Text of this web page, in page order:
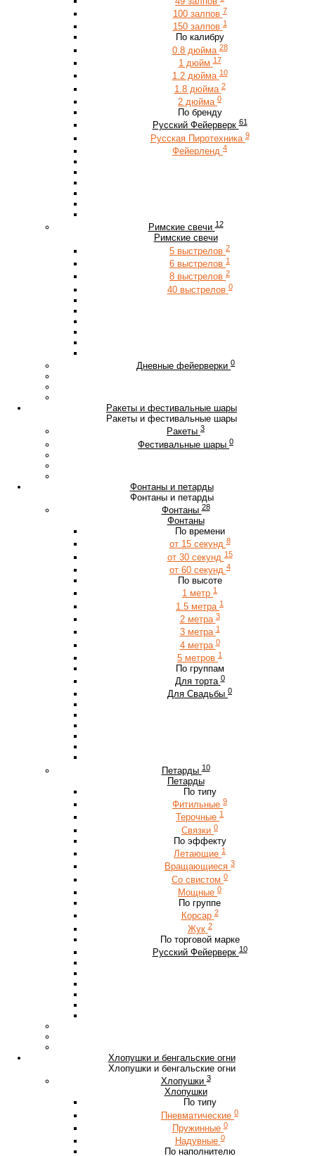
100 залпов 7
150 залпов 1
По калибру
0.8 дюйма 28
1 дюйм 17
1.2 дюйма 10
1.8 дюйма 2
2 дюйма 0
По бренду
Русский Фейерверк 61
Русская Пиротехника 9
Фейерленд 4
Римские свечи 12
Римские свечи
5 выстрелов 2
6 выстрелов 1
8 выстрелов 2
40 выстрелов 0
Дневные фейерверки 0
Ракеты и фестивальные шары
Ракеты и фестивальные шары
Ракеты 3
Фестивальные шары 0
Фонтаны и петарды
Фонтаны и петарды
Фонтаны 28
Фонтаны
По времени
от 15 секунд 8
от 30 секунд 15
от 60 секунд 4
По высоте
1 метр 1
1.5 метра 1
2 метра 3
3 метра 1
4 метра 0
5 метров 1
По группам
Для торта 0
Для Свадьбы 0
Петарды 10
Петарды
По типу
Фитильные 9
Терочные 1
Связки 0
По эффекту
Летающие 1
Вращающиеся 3
Со свистом 0
Мощные 0
По группе
Корсар 2
Жук 2
По торговой марке
Русский Фейерверк 10
Хлопушки и бенгальские огни
Хлопушки и бенгальские огни
Хлопушки 3
Хлопушки
По типу
Пневматические 0
Пружинные 0
Надувные 0
По наполнителю